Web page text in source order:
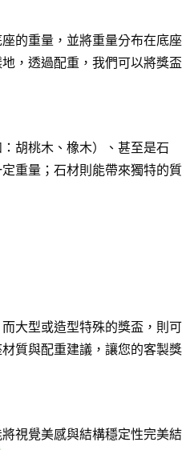
的重量，並將重量分布在底座
，透過配重，我們可以將獎盃
胡桃木、橡木）、甚至是石
重量；石材則能帶來獨特的質
大型或造型特殊的獎盃，則可
質與配重建議，讓您的客製獎
視覺美感與結構穩定性完美結